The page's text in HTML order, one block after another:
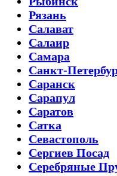
Рязань
Салават
Салаир
Самара
Санкт-
Саранск
Сарапул
Саратов
Сатка
Севастополь
Сергиев Посад
Серебряные